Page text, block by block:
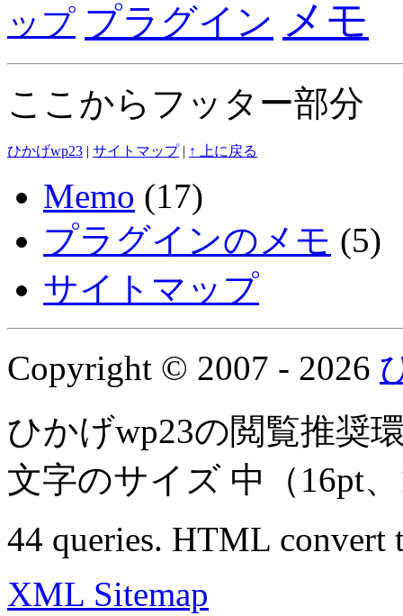
ップ プラグイン メモ
ここからフッター部分
ひかげwp23 | サイトマップ| ↑ 上に戻る
Memo (17)
プラグインのメモ (5)
サイトマップ
Copyright © 2007 - 2026
ひかげwp23の閲覧推奨
文字のサイズ 中
（16pt
44 queries. HTML convert
XML Sitemap